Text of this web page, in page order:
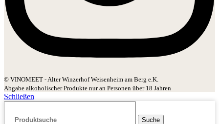
© VINOMEET - Alter Winzerhof Weisenheim am Berg e.K.
Abgabe alkoholischer Produkte nur an Personen über 18 Jahren
Schließen
Suche